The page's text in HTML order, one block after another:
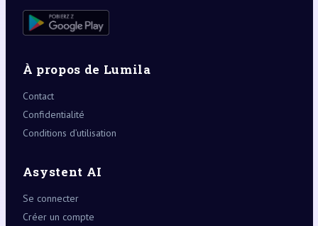
À propos de Lumila
Contact
Confidentialité
Conditions d’utilisation
Asystent AI
Se connecter
Créer un compte